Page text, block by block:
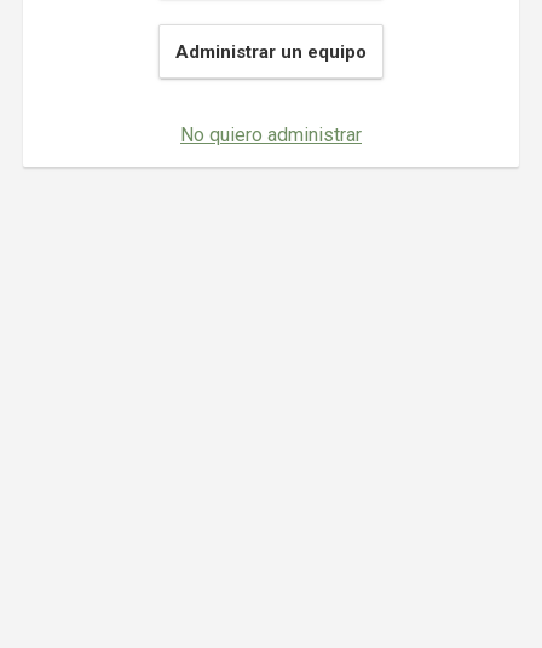
Administrar un equipo
No quiero administrar